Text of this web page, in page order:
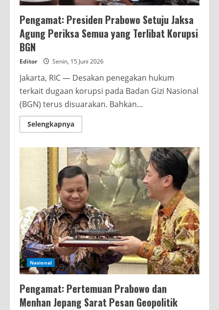
Pengamat: Presiden Prabowo Setuju Jaksa
Agung Periksa Semua yang Terlibat Korupsi
BGN
Editor Senin, 15 Juni 2026
Jakarta, RIC — Desakan penegakan hukum
terkait dugaan korupsi pada Badan Gizi Nasional
(BGN) terus disuarakan. Bahkan...
SelengkapnyaRead
more
Presiden
Prabowo
Setuju
Jaksa
Agung
Periksa
Semua
yang
Terlibat
Korupsi
BGN
Nasional
Pengamat: Pertemuan Prabowo dan
Menhan Jepang Sarat Pesan Geopolitik